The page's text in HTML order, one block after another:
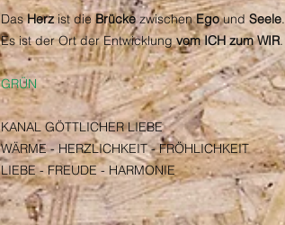
DasHerzist dieBrückezwischenEgound Seele.
Es ist der Ort der Entwicklungvom ICH zum WIR.
GRÜN
KANAL GÖTTLICHER LIEBE
WÄRME - HERZLICHKEIT - FRÖHLICHKEIT
LIEBE - FREUDE - HARMONIE